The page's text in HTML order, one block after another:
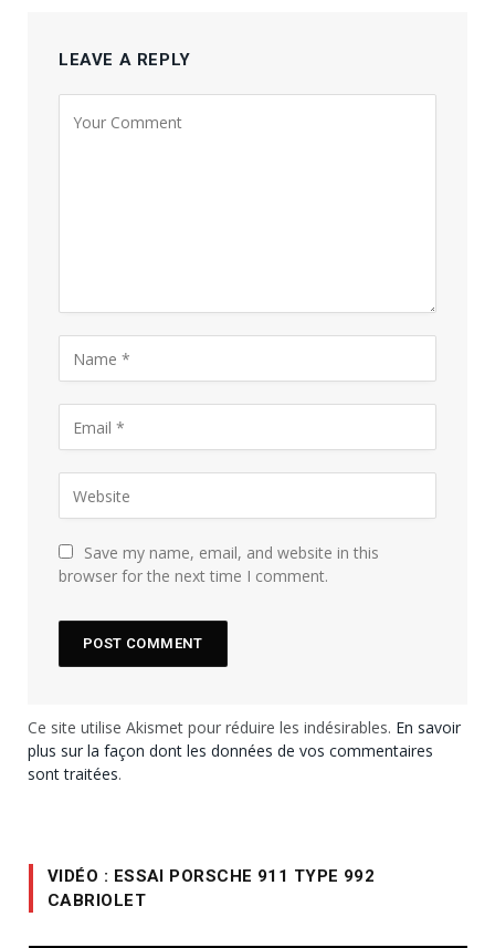
LEAVE A REPLY
Save my name, email, and website in this
browser for the next time I comment.
Ce site utilise Akismet pour réduire les indésirables. En savoir
plus sur la façon dont les données de vos commentaires
sont traitées.
VIDÉO : ESSAI PORSCHE 911 TYPE 992
CABRIOLET